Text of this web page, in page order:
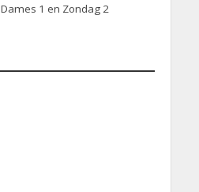
Dames 1 en Zondag 2